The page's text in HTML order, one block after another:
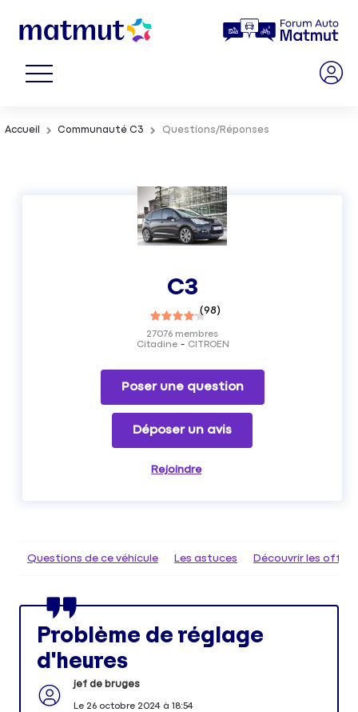
Accueil Communauté C3 Questions/Réponses
C3
(98)
Citadine CITROEN
27076 membres
Poser une question
Déposer un avis
Rejoindre
Questions de ce véhicule Les astuces Découvrir les
Problème de réglage
d'heures
jef de bruges
Le 26 octobre 2024à 18:54